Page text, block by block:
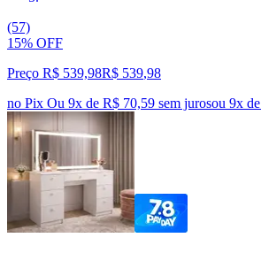
(57)
15% OFF
Preço R$ 539,98R$ 539,98
no Pix Ou 9x de R$ 70,59 sem jurosou 9x de